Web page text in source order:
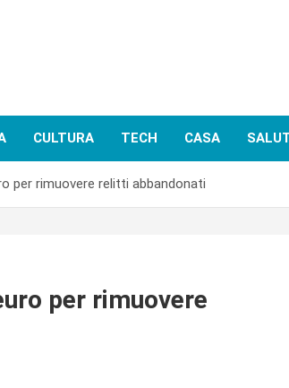
CULTURA TECH CASA
per rimuovere relitti abbandonati
per rimuovere